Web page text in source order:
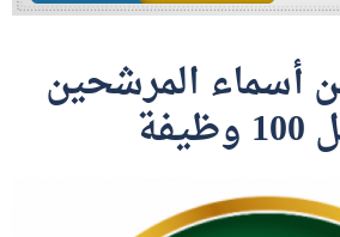
أسماء المرشحين